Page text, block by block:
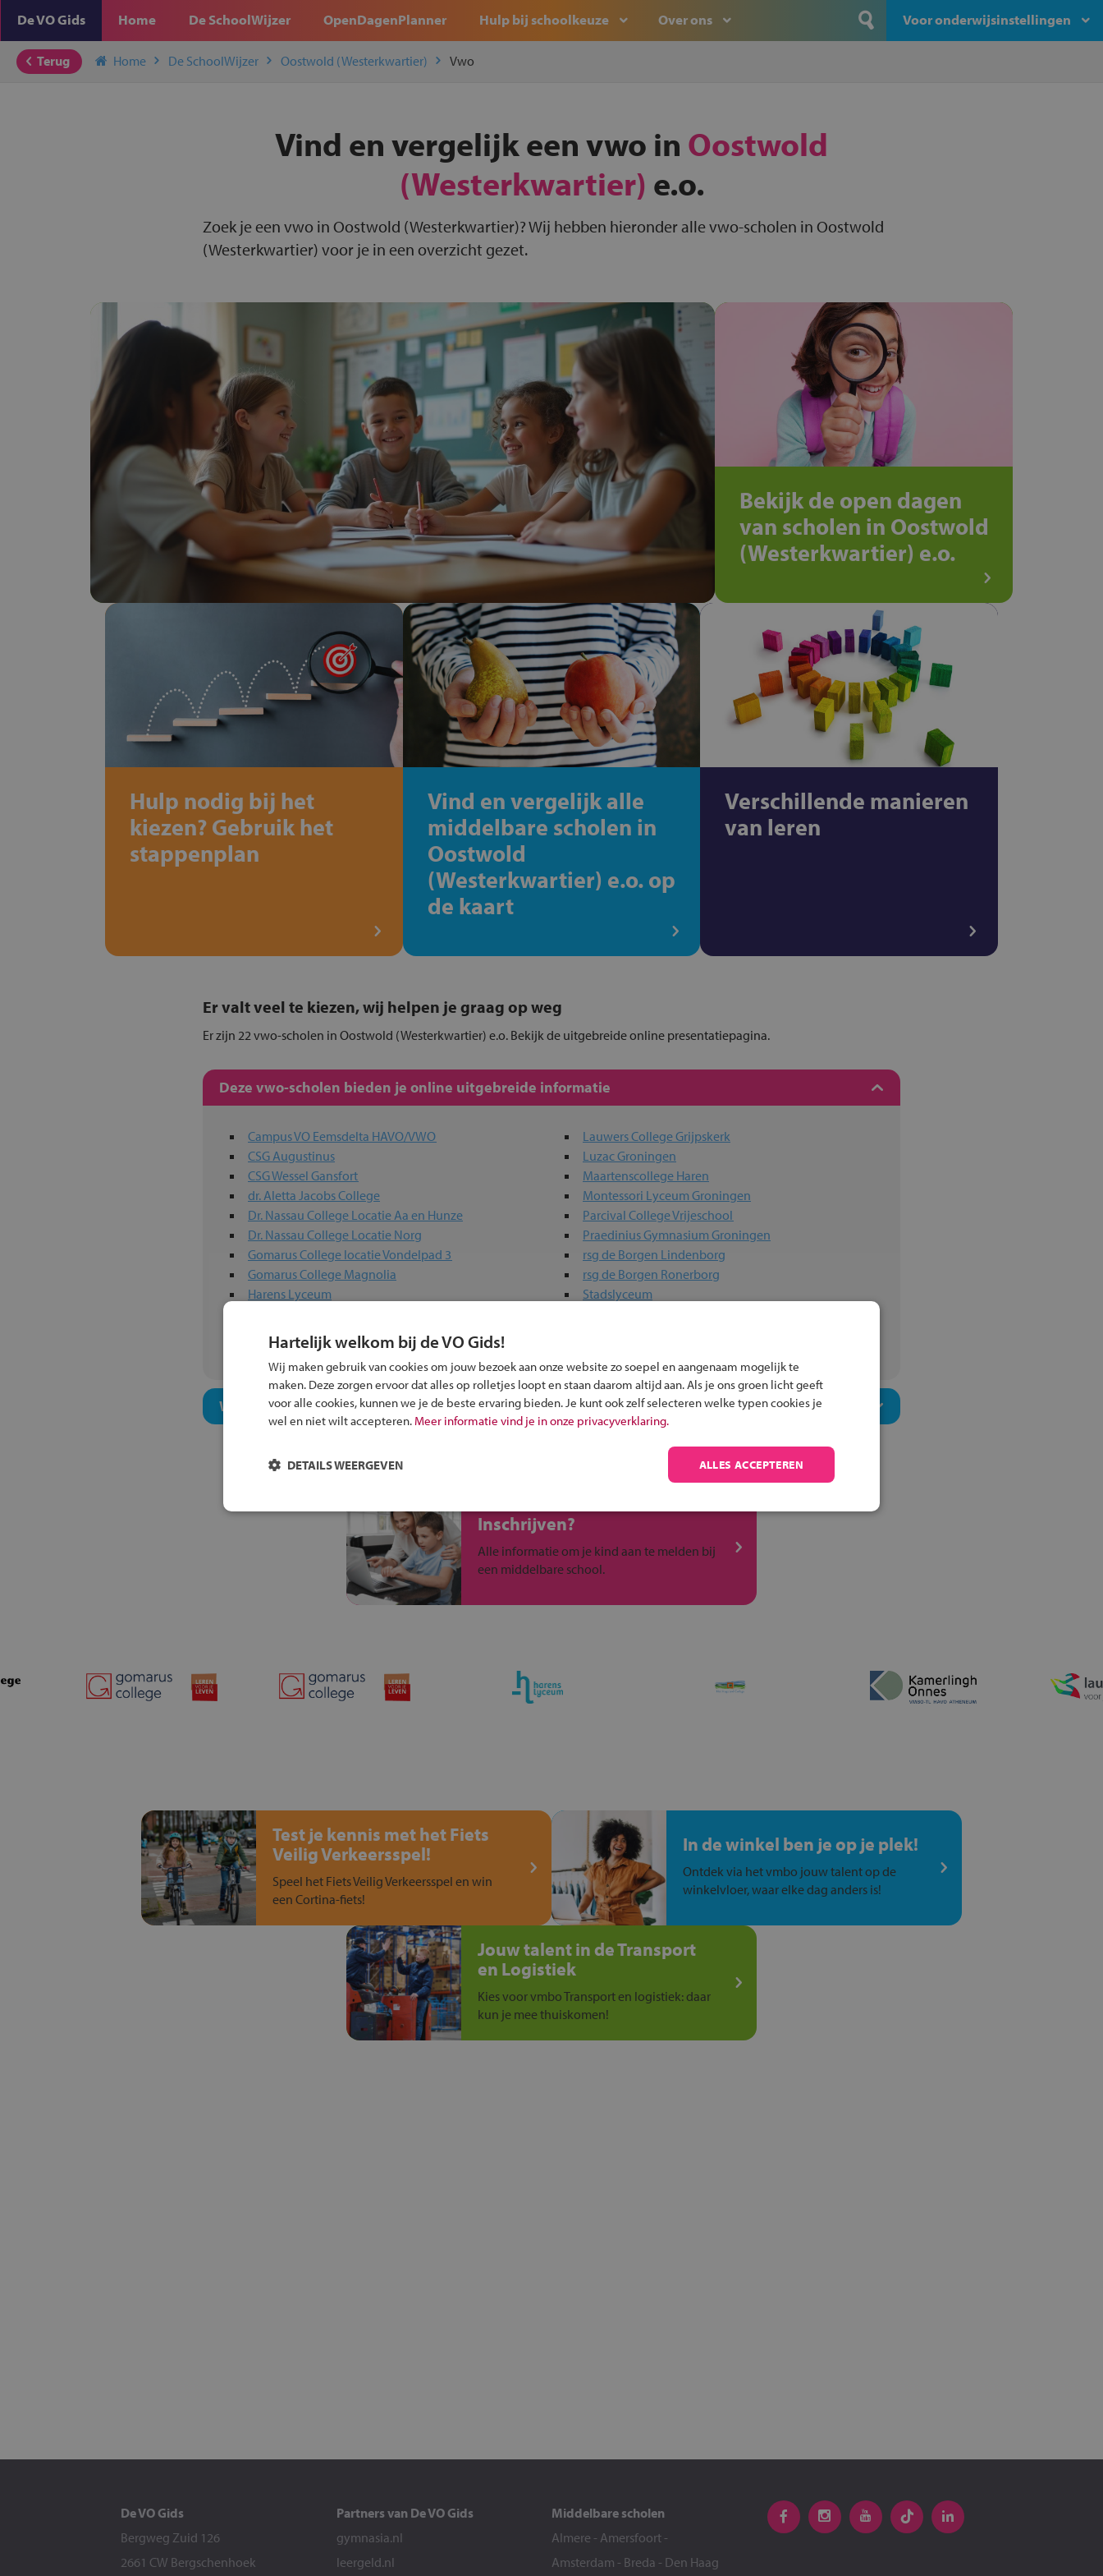
De VO Gids Home De SchoolWijzer OpenDagenPlanner Hulp bij schoolkeuze Over ons Voor onderwijsinstellingen
Terug Home De SchoolWijzer Oostwold (Westerkwartier) Vwo
Vind en vergelijk een vwo in Oostwold
(Westerkwartier) e.o.
Zoek je een vwo in Oostwold (Westerkwartier)? Wij hebben hieronder alle vwo-scholen in Oostwold
(Westerkwartier) voor je in een overzicht gezet.
Bekijk de open dagen
van scholen in Oostwold
(Westerkwartier) e.o.
Hulp nodig bij het
kiezen? Gebruik het
stappenplan
Vind en vergelijk alle
middelbare scholen in
Oostwold
(Westerkwartier) e.o. op
de kaart
Verschillende manieren
van leren
Er valt veel te kiezen, wij helpen je graag op weg
Er zijn 22 vwo-scholen in Oostwold (Westerkwartier) e.o. Bekijk de uitgebreide online presentatiepagina.
Deze vwo-scholen bieden je online uitgebreide informatie
Campus VO Eemsdelta HAVO/VWO
CSG Augustinus
CSG Wessel Gansfort
dr. Aletta Jacobs College
Dr. Nassau College Locatie Aa en Hunze
Dr. Nassau College Locatie Norg
Gomarus College locatie Vondelpad 3
Gomarus College Magnolia
Harens Lyceum
Kamerlingh Onnes
Lauwers College Grijpskerk
Luzac Groningen
Maartenscollege Haren
Montessori Lyceum Groningen
Parcival College Vrijeschool
Praedinius Gymnasium Groningen
rsg de Borgen Lindenborg
rsg de Borgen Ronerborg
Stadslyceum
Welk onderwijsconcept past bij jou?
Inschrijven?
Alle informatie om je kind aan te melden bij
een middelbare school.
Test je kennis met het Fiets
Veilig Verkeersspel!
Speel het Fiets Veilig Verkeersspel en win
een Cortina-fiets!
In de winkel ben je op je plek!
Ontdek via het vmbo jouw talent op de
winkelvloer, waar elke dag anders is!
Jouw talent in de Transport
en Logistiek
Kies voor vmbo Transport en logistiek: daar
kun je mee thuiskomen!
De VO Gids
Bergweg Zuid 126
2661 CW Bergschenhoek
Partners van De VO Gids
gymnasia.nl
leergeld.nl
Middelbare scholen
Almere - Amersfoort -
Amsterdam - Breda - Den Haag
Hartelijk welkom bij de VO Gids!
Wij maken gebruik van cookies om jouw bezoek aan onze website zo soepel en aangenaam mogelijk te
maken. Deze zorgen ervoor dat alles op rolletjes loopt en staan daarom altijd aan. Als je ons groen licht geeft
voor alle cookies, kunnen we je de beste ervaring bieden. Je kunt ook zelf selecteren welke typen cookies je
wel en niet wilt accepteren. Meer informatie vind je in onze privacyverklaring.
ALLES ACCEPTEREN
DETAILS WEERGEVEN